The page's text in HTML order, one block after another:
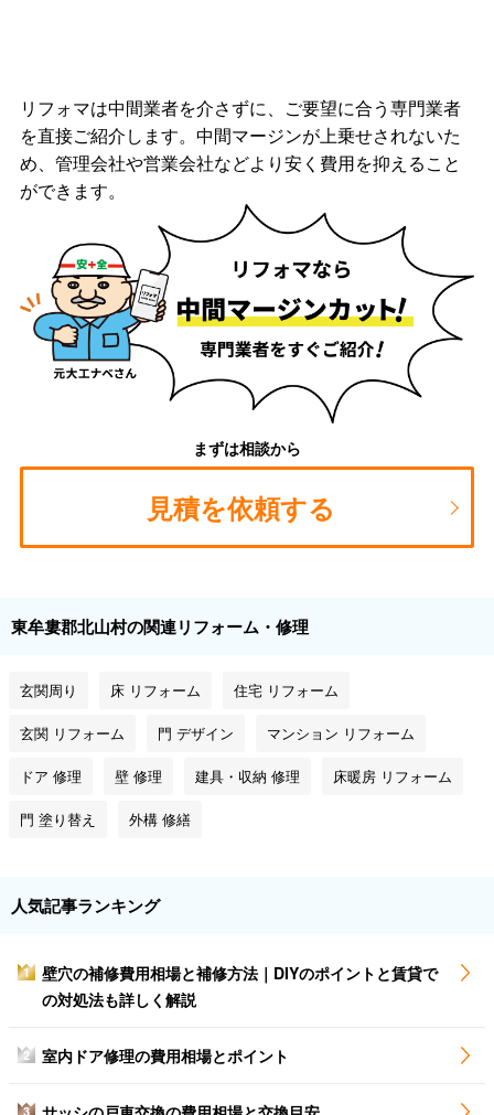
リフォマは中間業者を介さずに、ご要望に合う専門業者
を直接ご紹介します。中間マージンが上乗せされないた
め、管理会社や営業会社などより安く費用を抑えること
ができます。
まずは相談から
見積を依頼する
東牟婁郡北山村の関連リフォーム・修理
玄関周り 床 リフォーム 住宅 リフォーム
玄関 リフォーム 門 デザイン マンション リフォーム
ドア 修理 壁 修理 建具・収納 修理 床暖房 リフォーム
門 塗り替え 外構 修繕
人気記事ランキング
1
壁穴の補修費用相場と補修方法｜DIYのポイントと賃貸で
の対処法も詳しく解説
2 室内ドア修理の費用相場とポイント
3